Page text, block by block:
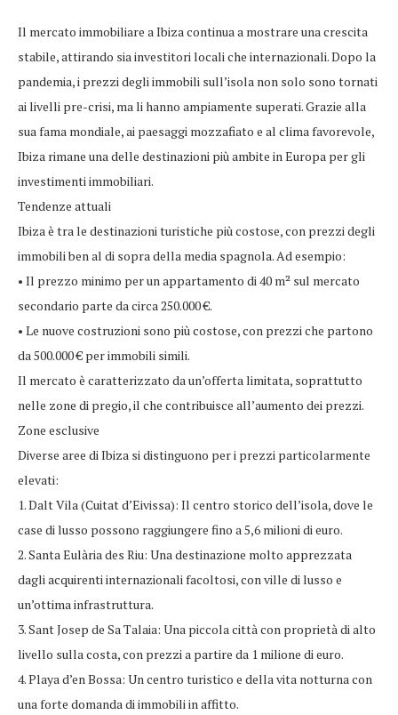
Il mercato immobiliare a Ibiza continua a mostrare una crescita
stabile, attirando sia investitori locali che internazionali. Dopo la
pandemia, i prezzi degli immobili sull’isola non solo sono tornati
ai livelli pre-crisi, ma li hanno ampiamente superati. Grazie alla
sua fama mondiale, ai paesaggi mozzafiato e al clima favorevole,
Ibiza rimane una delle destinazioni più ambite in Europa per gli
investimenti immobiliari.
Tendenze attuali
Ibiza è tra le destinazioni turistiche più costose, con prezzi degli
immobili ben al di sopra della media spagnola. Ad esempio:
• Il prezzo minimo per un appartamento di 40 m² sul mercato
secondario parte da circa 250.000 €.
• Le nuove costruzioni sono più costose, con prezzi che partono
da 500.000 € per immobili simili.
Il mercato è caratterizzato da un’offerta limitata, soprattutto
nelle zone di pregio, il che contribuisce all’aumento dei prezzi.
Zone esclusive
Diverse aree di Ibiza si distinguono per i prezzi particolarmente
elevati:
1. Dalt Vila (Cuitat d’Eivissa): Il centro storico dell’isola, dove le
case di lusso possono raggiungere fino a 5,6 milioni di euro.
2. Santa Eulària des Riu: Una destinazione molto apprezzata
dagli acquirenti internazionali facoltosi, con ville di lusso e
un’ottima infrastruttura.
3. Sant Josep de Sa Talaia: Una piccola città con proprietà di alto
livello sulla costa, con prezzi a partire da 1 milione di euro.
4. Playa d’en Bossa: Un centro turistico e della vita notturna con
una forte domanda di immobili in affitto.